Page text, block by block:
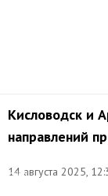
Кисловодск и
направлений
14 августа 2025,
Иван